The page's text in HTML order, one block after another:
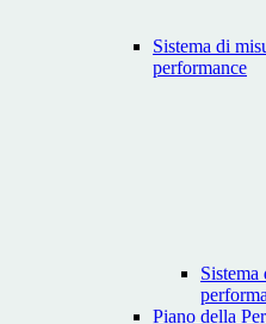
Sistema di
performance
Piano della